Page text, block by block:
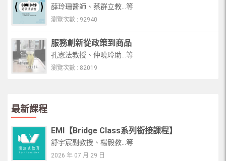
薛玲珊醫師、蔡群立教...等
瀏覽次數 : 92940
服務創新從政策到商品
孔憲法教授、仲曉玲助...等
瀏覽次數 : 82019
最新課程
EMI【Bridge Class系列銜接課程】
舒宇宸副教授、楊毅教...等
2026 年 07 月 29 日